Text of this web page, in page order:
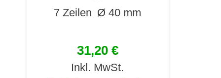
7 Zeilen Ø 40 mm
31,20 €
Inkl. MwSt.